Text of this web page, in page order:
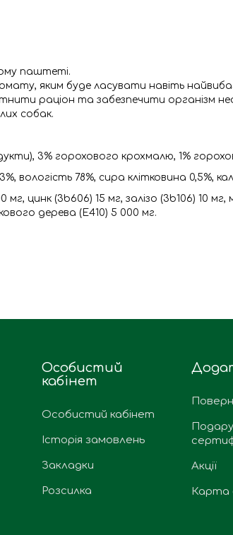
паштеті.
яким буде ласувати навіть
раціон та забезпечити організм
собак.
3% горохового крохмалю, 1%
вологість 78%, сира клітковина 0,5%,
мг, цинк (3b606) 15 мг, залізо (3b106) 10
дерева (E410) 5 000 мг.
Особистий
кабінет
Особистий кабінет
Історія замовлень
Закладки
Розсилка
Акції
Карта